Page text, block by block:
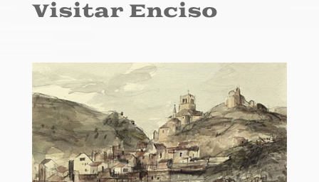
Visitar Enciso